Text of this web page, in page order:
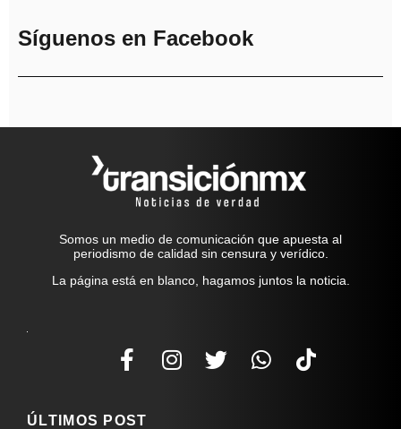
Síguenos en Facebook
Somos un medio de comunicación que apuesta al
periodismo de calidad sin censura y verídico.
La página está en blanco, hagamos juntos la noticia.
ÚLTIMOS POST